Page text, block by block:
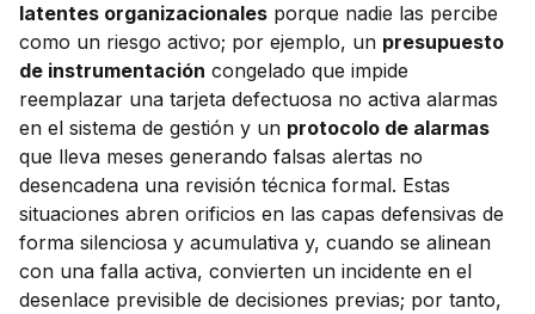
latentes organizacionales porque nadie las percibe
como un riesgo activo; por ejemplo, un presupuesto
de instrumentación congelado que impide
reemplazar una tarjeta defectuosa no activa alarmas
en el sistema de gestión y un protocolo de alarmas
que lleva meses generando falsas alertas no
desencadena una revisión técnica formal. Estas
situaciones abren orificios en las capas defensivas de
forma silenciosa y acumulativa y, cuando se alinean
con una falla activa, convierten un incidente en el
desenlace previsible de decisiones previas; por tanto,